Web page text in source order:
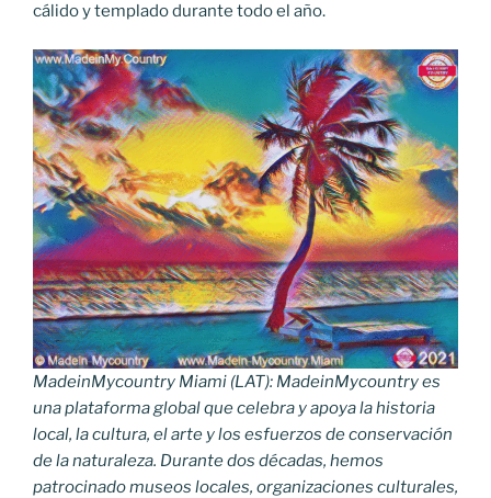
cálido y templado durante todo el año.
MadeinMycountry Miami (LAT): MadeinMycountry es
una plataforma global que celebra y apoya la historia
local, la cultura, el arte y los esfuerzos de conservación
de la naturaleza. Durante dos décadas, hemos
patrocinado museos locales, organizaciones culturales,